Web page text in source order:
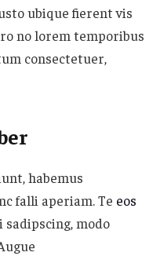
ubique fierent vis
no lorem temporibus
consectetuer,
habemus
falli aperiam. Te eos
modo